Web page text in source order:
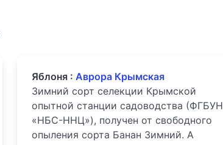
Яблоня : Аврора Крымская
Зимний сорт селекции Крымской
опытной станции садоводства (ФГБУН
«НБС-ННЦ»), получен от свободного
опыления сорта Банан Зимний. А